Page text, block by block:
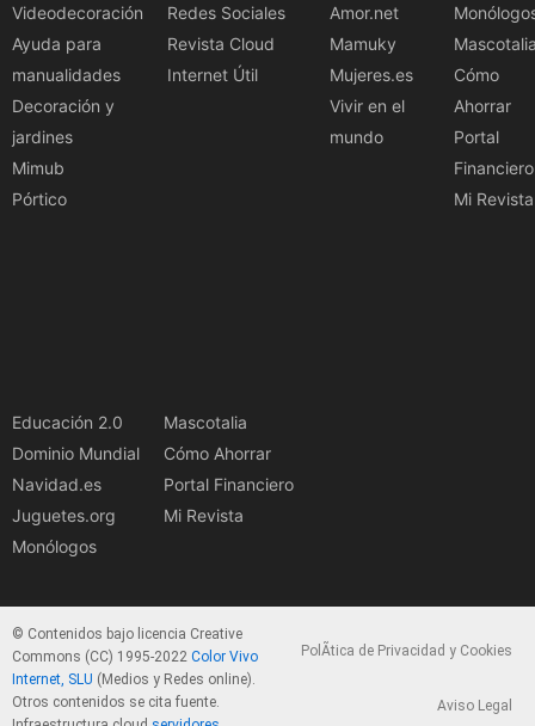
Videodecoración
Ayuda para
manualidades
Decoración y
jardines
Mimub
Pórtico
Redes Sociales
Revista Cloud
Internet Útil
Amor.net
Mamuky
Mujeres.es
Vivir en el
mundo
Cómo
Ahorrar
Portal
Financiero
Mi Revista
Educación 2.0
Dominio Mundial
Navidad.es
Juguetes.org
Monólogos
Mascotalia
Cómo Ahorrar
Portal Financiero
Mi Revista
© Contenidos bajo licencia Creative
Commons (CC) 1995-2022 Color Vivo
Internet, SLU (Medios y Redes online).
Otros contenidos se cita fuente.
PolÃ­tica de Privacidad y Cookies
Aviso Legal